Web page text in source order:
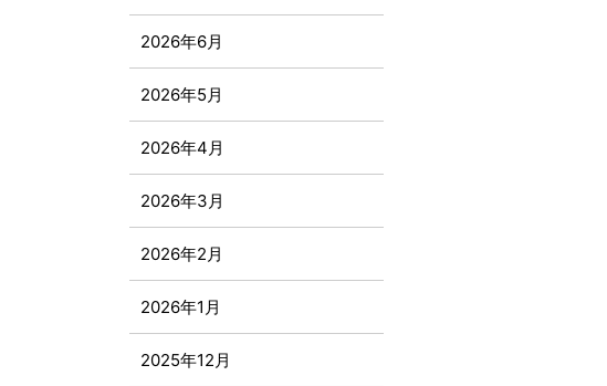
2026年6月
2026年5月
2026年4月
2026年3月
2026年2月
2026年1月
2025年12月